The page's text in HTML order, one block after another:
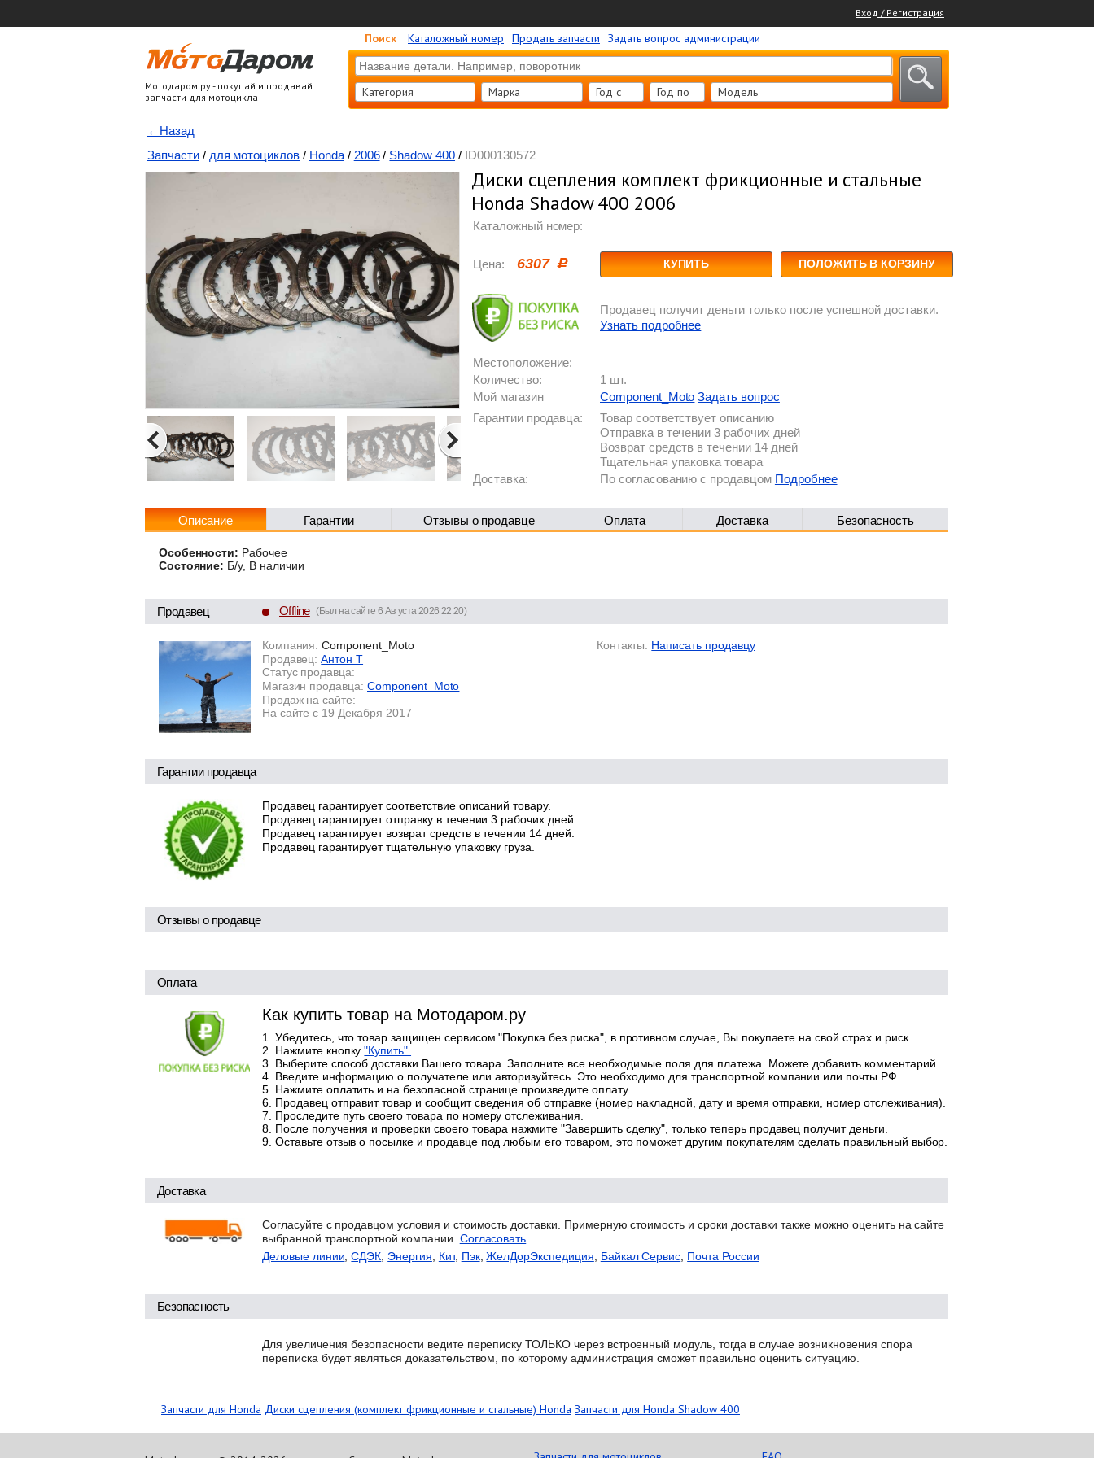
Вход / Регистрация
Мотодаром.ру - покупай и продавай
запчасти для мотоцикла
Поиск Каталожный номер Продать запчасти Задать вопрос администрации
Категория Марка Год c Год по Модель
←Назад
Запчасти / для мотоциклов / Honda / 2006 / Shadow 400 / ID000130572
Диски сцепления комплект фрикционные и стальные
Honda Shadow 400 2006
Каталожный номер:
Цена: 6307 КУПИТЬ ПОЛОЖИТЬ В КОРЗИНУ
Продавец получит деньги только после успешной доставки.
Узнать подробнее
Местоположение:
Количество:
1 шт.
Мой магазин
Component_Moto Задать вопрос
Гарантии продавца:
Товар соответствует описанию
Отправка в течении 3 рабочих дней
Возврат средств в течении 14 дней
Тщательная упаковка товара
Доставка:
По согласованию с продавцом Подробнее
Описание Гарантии Отзывы о продавце Оплата Доставка Безопасность
Особенности: Рабочее
Состояние: Б/у, В наличии
Продавец Offline (Был на сайте 6 Августа 2026 22:20)
Компания: Component_Moto
Продавец: Антон Т
Статус продавца:
Магазин продавца: Component_Moto
Продаж на сайте:
На сайте с 19 Декабря 2017
Контакты: Написать продавцу
Гарантии продавца
Продавец гарантирует соответствие описаний товару.
Продавец гарантирует отправку в течении 3 рабочих дней.
Продавец гарантирует возврат средств в течении 14 дней.
Продавец гарантирует тщательную упаковку груза.
Отзывы о продавце
Оплата
Как купить товар на Мотодаром.ру
Убедитесь, что товар защищен сервисом "Покупка без риска", в противном случае, Вы покупаете на свой страх и риск.
Нажмите кнопку"Купить".
Выберите способ доставки Вашего товара. Заполните все необходимые поля для платежа. Можете добавить комментарий.
Введите информацию о получателе или авторизуйтесь. Это необходимо для транспортной компании или почты РФ.
Нажмите оплатить и на безопасной странице произведите оплату.
Продавец отправит товар и сообщит сведения об отправке (номер накладной, дату и время отправки, номер отслеживания).
Проследите путь своего товара по номеру отслеживания.
После получения и проверки своего товара нажмите "Завершить сделку", только теперь продавец получит деньги.
Оставьте отзыв о посылке и продавце под любым его товаром, это поможет другим покупателям сделать правильный выбор.
Доставка
Согласуйте с продавцом условия и стоимость доставки. Примерную стоимость и сроки доставки также можно оценить на сайте
выбранной транспортной компании. Согласовать
Деловые линии ,СДЭК Энергия Кит, Пэк,ЖелДорЭкспедиция Байкал Сервис Почта России
Безопасность
Для увеличения безопасности ведите переписку ТОЛЬКО через встроенный модуль, тогда в случае возникновения спора
переписка будет являться доказательством, по которому администрация сможет правильно оценить ситуацию.
Запчасти для Honda Диски сцепления (комплект фрикционные и стальные) Honda Запчасти для Honda Shadow 400